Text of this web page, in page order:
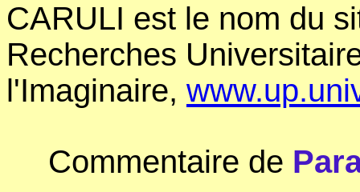
CARULI est le nom du
Recherches
l'Imaginaire,
Commentaire de